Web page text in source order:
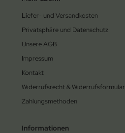
Liefer- und Versandkosten
Privatsphäre und Datenschutz
Unsere AGB
Impressum
Kontakt
Widerrufsrecht & Widerrufsformular
Zahlungsmethoden
Informationen